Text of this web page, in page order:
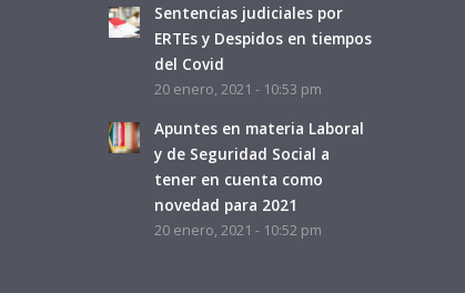
Sentencias judiciales por
ERTEs y Despidos en tiempos
del Covid
20 enero, 2021 - 10:53 pm
Apuntes en materia Laboral
y de Seguridad Social a
tener en cuenta como
novedad para 2021
20 enero, 2021 - 10:52 pm